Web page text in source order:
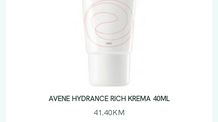
AVENE HYDRANCE RICH KREMA 40ML
41.40KM